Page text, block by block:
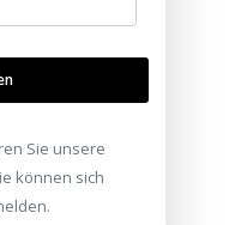
25mm C-CAM-Gold-
Sie unsere
können sich